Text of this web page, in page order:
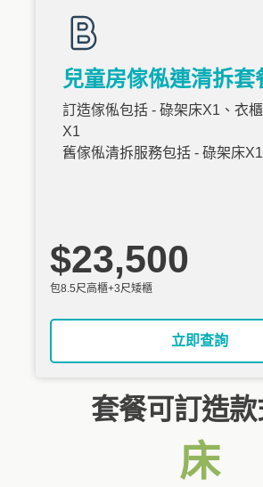
兒童房傢俬連清拆套
訂造傢俬包括 - 碌架床X1、衣
X1
舊傢俬清拆服務包括 - 碌架床
$23,500
包8.5尺高櫃+3尺矮櫃
立即查詢
套餐可訂造款
床